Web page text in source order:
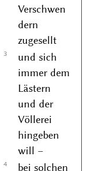
Verschwen
dern
zugesellt
3
und sich
immer dem
Lästern
und der
Völlerei
hingeben
will –
4
bei solchen